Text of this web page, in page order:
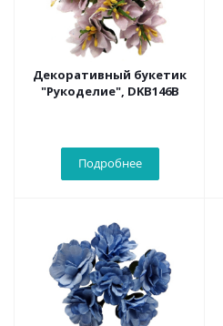
Декоративный букетик
"Рукоделие", DKB146B
Подробнее